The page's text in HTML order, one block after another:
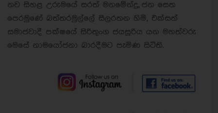
නව සිහළ උරුමයේ සරත් මනමේන්ද්‍ර, ජන සෙත
පෙරමුණේ බත්තරමුල්ලේ සීලරතන හිමි, එක්සත්
සමාජවාදී පක්ෂයේ සිරිතුංග ජයසූරිය යන මහත්වරු
මෙසේ නාමයෝජනා බාරදීමට පැමිණ සිටිති.